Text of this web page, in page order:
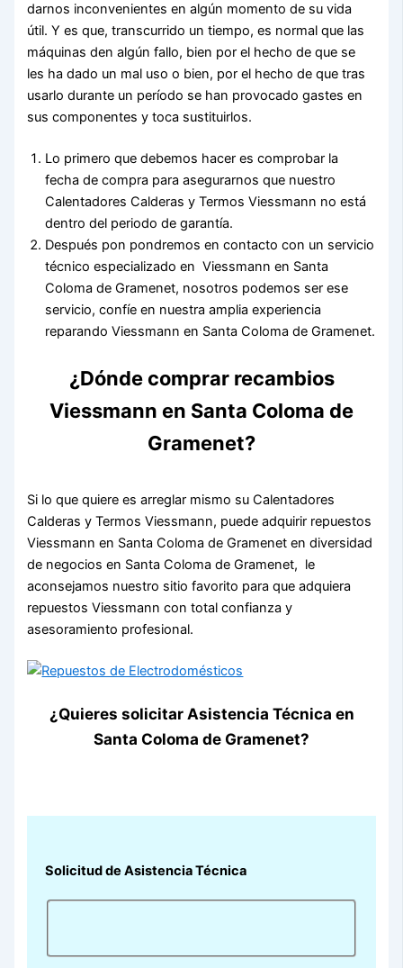
darnos inconvenientes en algún momento de su vida
útil. Y es que, transcurrido un tiempo, es normal que las
máquinas den algún fallo, bien por el hecho de que se
les ha dado un mal uso o bien, por el hecho de que tras
usarlo durante un período se han provocado gastes en
sus componentes y toca sustituirlos.
Lo primero que debemos hacer es comprobar la
fecha de compra para asegurarnos que nuestro
Calentadores Calderas y Termos Viessmann no está
dentro del periodo de garantía.
Después pon pondremos en contacto con un servicio
técnico especializado en Viessmann en Santa
Coloma de Gramenet, nosotros podemos ser ese
servicio, confíe en nuestra amplia experiencia
reparando Viessmann en Santa Coloma de Gramenet.
¿Dónde comprar recambios
Viessmann en Santa Coloma de
Gramenet?
Si lo que quiere es arreglar mismo su Calentadores
Calderas y Termos Viessmann, puede adquirir repuestos
Viessmann en Santa Coloma de Gramenet en diversidad
de negocios en Santa Coloma de Gramenet, le
aconsejamos nuestro sitio favorito para que adquiera
repuestos Viessmann con total confianza y
asesoramiento profesional.
¿Quieres solicitar Asistencia Técnica en
Santa Coloma de Gramenet?
Solicitud de Asistencia Técnica